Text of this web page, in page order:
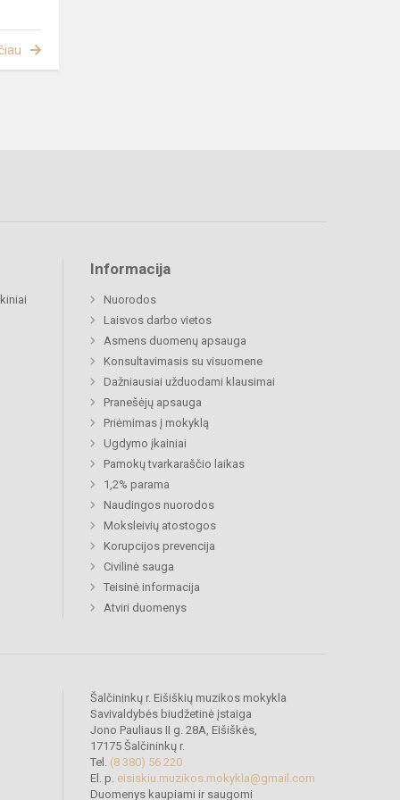
Informacija
Nuorodos
Laisvos darbo vietos
Asmens duomenų apsauga
Konsultavimasis su visuomene
Dažniausiai užduodami klausimai
Pranešėjų apsauga
Priėmimas į mokyklą
Ugdymo įkainiai
Pamokų tvarkaraščio laikas
1,2% parama
Naudingos nuorodos
Moksleivių atostogos
Korupcijos prevencija
Civilinė sauga
Teisinė informacija
Atviri duomenys
Šalčininkų r. Eišiškių muzikos mokykla
Savivaldybės biudžetinė įstaiga
Jono Pauliaus II g. 28A, Eišiškės,
17175 Šalčininkų r.
Tel. (8 380) 56 220
El. p. eisiskiu.muzikos.mokykla@gmail.com
Duomenys kaupiami ir saugomi